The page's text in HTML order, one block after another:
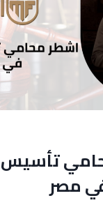
تأسيس
مصر